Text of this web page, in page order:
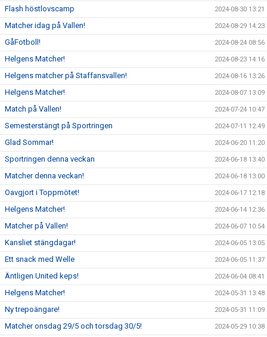
Flash höstlovscamp 2024-08-30 13:21
Matcher idag på Vallen! 2024-08-29 14:23
GåFotboll! 2024-08-24 08:56
Helgens Matcher! 2024-08-23 14:16
Helgens matcher på Staffansvallen! 2024-08-16 13:26
Helgens Matcher! 2024-08-07 13:09
Match på Vallen! 2024-07-24 10:47
Semesterstängt på Sportringen 2024-07-11 12:49
Glad Sommar! 2024-06-20 11:20
Sportringen denna veckan 2024-06-18 13:40
Matcher denna veckan! 2024-06-18 13:00
Oavgjort i Toppmötet! 2024-06-17 12:18
Helgens Matcher! 2024-06-14 12:36
Matcher på Vallen! 2024-06-07 10:54
Kansliet stängdagar! 2024-06-05 13:05
Ett snack med Welle 2024-06-05 11:37
Äntligen United keps! 2024-06-04 08:41
Helgens Matcher! 2024-05-31 13:48
Ny trepoängare! 2024-05-31 11:09
Matcher onsdag 29/5 och torsdag 30/5! 2024-05-29 10:38